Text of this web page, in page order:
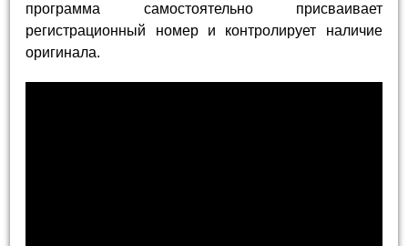
программа самостоятельно присваивает
регистрационный номер и контролирует наличие
оригинала.